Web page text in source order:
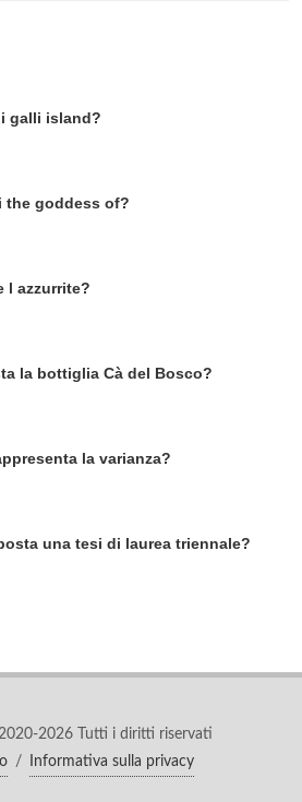
galli island?
the goddess of?
l azzurrite?
la bottiglia Cà del Bosco?
la varianza?
una tesi di laurea triennale?
2026 Tutti i diritti riservati
/ Informativa sulla privacy